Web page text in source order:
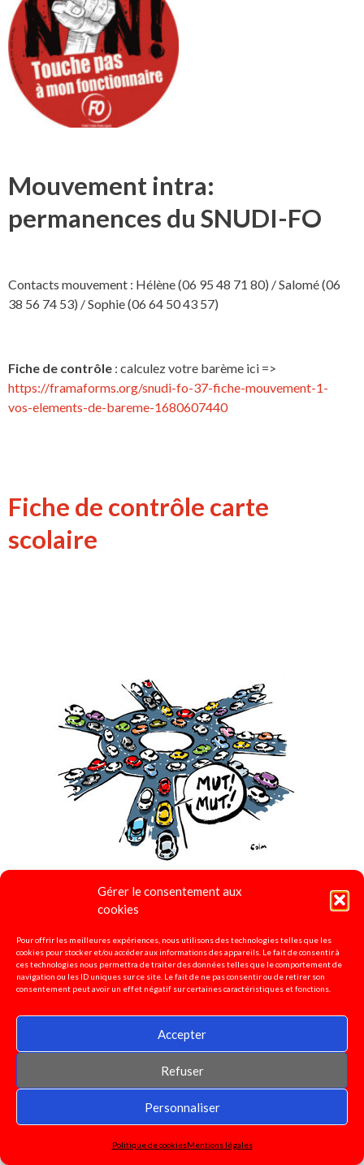
Gérer le consentement aux
cookies
Pour offrir les meilleures expériences, nous utilisons des technologies telles que les
cookies pour stocker et/ou accéder aux informations des appareils. Le fait de consentir à
ces technologies nous permettra de traiter des données telles que le comportement de
navigation ou les ID uniques sur ce site. Le fait de ne pas consentir ou de retirer son
consentement peut avoir un effet négatif sur certaines caractéristiques et fonctions.
Accepter
Refuser
Personnaliser
Politique de cookiesMentions légales
Mouvement intra:
permanences du SNUDI-FO
Contacts mouvement : Hélène (06 95 48 71 80) / Salomé (06
38 56 74 53) / Sophie (06 64 50 43 57)
Fiche de contrôle : calculez votre barème ici =>
https://framaforms.org/snudi-fo-37-fiche-mouvement-1-
vos-elements-de-bareme-1680607440
Fiche de contrôle carte
scolaire
Permutations 2025-2026
Carte résultats
Calculateur de barème et fiche de suivi mis à
disposition des départements par le Snudi
https://fo-snudi.fr/permutations/
- Lien vers la Note de service parue au